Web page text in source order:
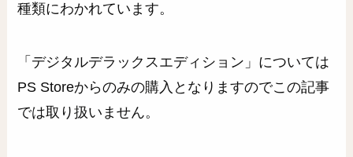
種類にわかれています。
「デジタルデラックスエディション」については
PS Storeからのみの購入となりますのでこの記事
では取り扱いません。